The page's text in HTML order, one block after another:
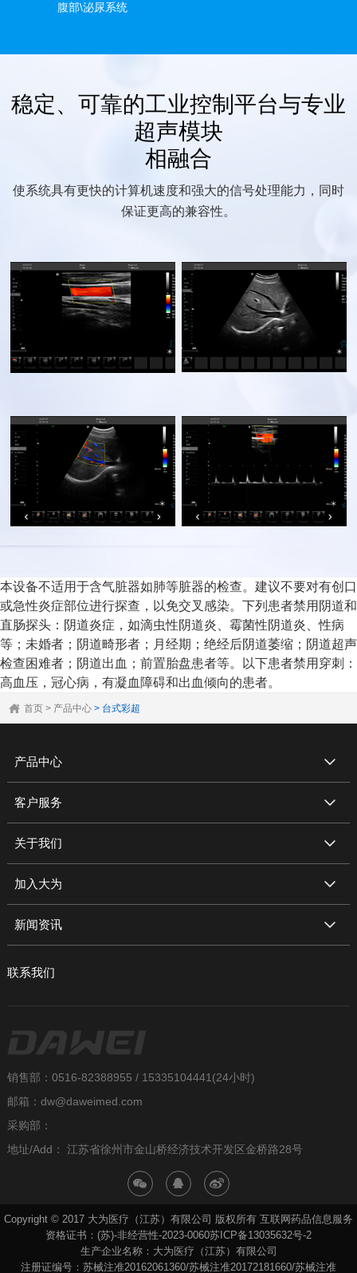
腹部\泌尿系统
稳定、可靠的工业控制平台与专业
超声模块
相融合
使系统具有更快的计算机速度和强大的信号处理能力，同时
保证更高的兼容性。
本设备不适用于含气脏器如肺等脏器的检查。建议不要对有创口
或急性炎症部位进行探查，以免交叉感染。下列患者禁用阴道和
直肠探头：阴道炎症，如滴虫性阴道炎、霉菌性阴道炎、性病
等；未婚者；阴道畸形者；月经期；绝经后阴道萎缩；阴道超声
检查困难者；阴道出血；前置胎盘患者等。以下患者禁用穿刺：
高血压，冠心病，有凝血障碍和出血倾向的患者。
首页 > 产品中心 > 台式彩超
产品中心
客户服务
关于我们
加入大为
新闻资讯
联系我们
销售部：0516-82388955 / 15335104441(24小时)
邮箱：dw@daweimed.com
采购部：
地址/Add： 江苏省徐州市金山桥经济技术开发区金桥路28号
Copyright © 2017 大为医疗（江苏）有限公司 版权所有 互联网药品信息服务
资格证书：(苏)-非经营性-2023-0060苏ICP备13035632号-2
生产企业名称：大为医疗（江苏）有限公司
注册证编号：苏械注准20162061360/苏械注准20172181660/苏械注准